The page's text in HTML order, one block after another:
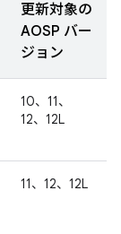
更新対象の
AOSP バー
ジョン
10、11、
12、12L
11、12、12L